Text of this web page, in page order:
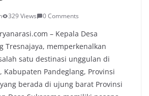
329 Views 0 Comments
– Kepala Desa
Tresnajaya, memperkenalkan
satu destinasi unggulan di
Kabupaten Pandeglang, Provinsi
berada di ujung barat Provinsi